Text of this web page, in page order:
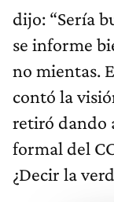
dijo: “Sería
se informe
no mientas.
contó la
retiró dando
formal del
¿Decir la